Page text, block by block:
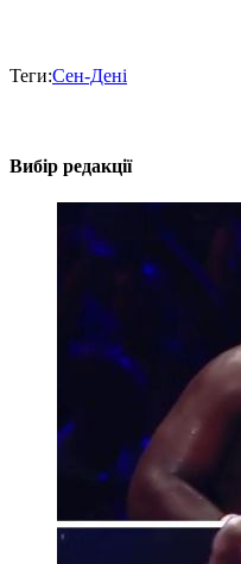
Теги:Сен-Дені
Вибір редакції